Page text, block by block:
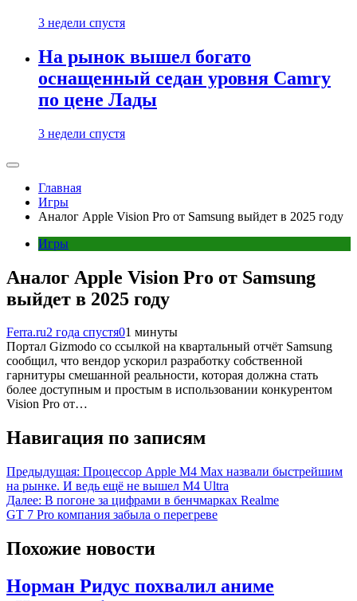
3 недели спустя
На рынок вышел богато
оснащенный седан уровня Camry
по цене Лады
3 недели спустя
Главная
Игры
Аналог Apple Vision Pro от Samsung выйдет в 2025 году
Игры
Аналог Apple Vision Pro от Samsung
выйдет в 2025 году
Ferra.ru2 года спустя01 минуты
Портал Gizmodo со ссылкой на квартальный отчёт Samsung
сообщил, что вендор ускорил разработку собственной
гарнитуры смешанной реальности, которая должна стать
более доступным и простым в использовании конкурентом
Vision Pro от…
Навигация по записям
Предыдущая: Процессор Apple M4 Max назвали быстрейшим
на рынке. И ведь ещё не вышел M4 Ultra
Далее: В погоне за цифрами в бенчмарках Realme
GT 7 Pro компания забыла о перегреве
Похожие новости
Норман Ридус похвалил аниме